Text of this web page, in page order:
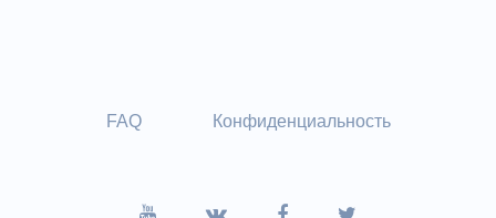
FAQ Конфиденциальность